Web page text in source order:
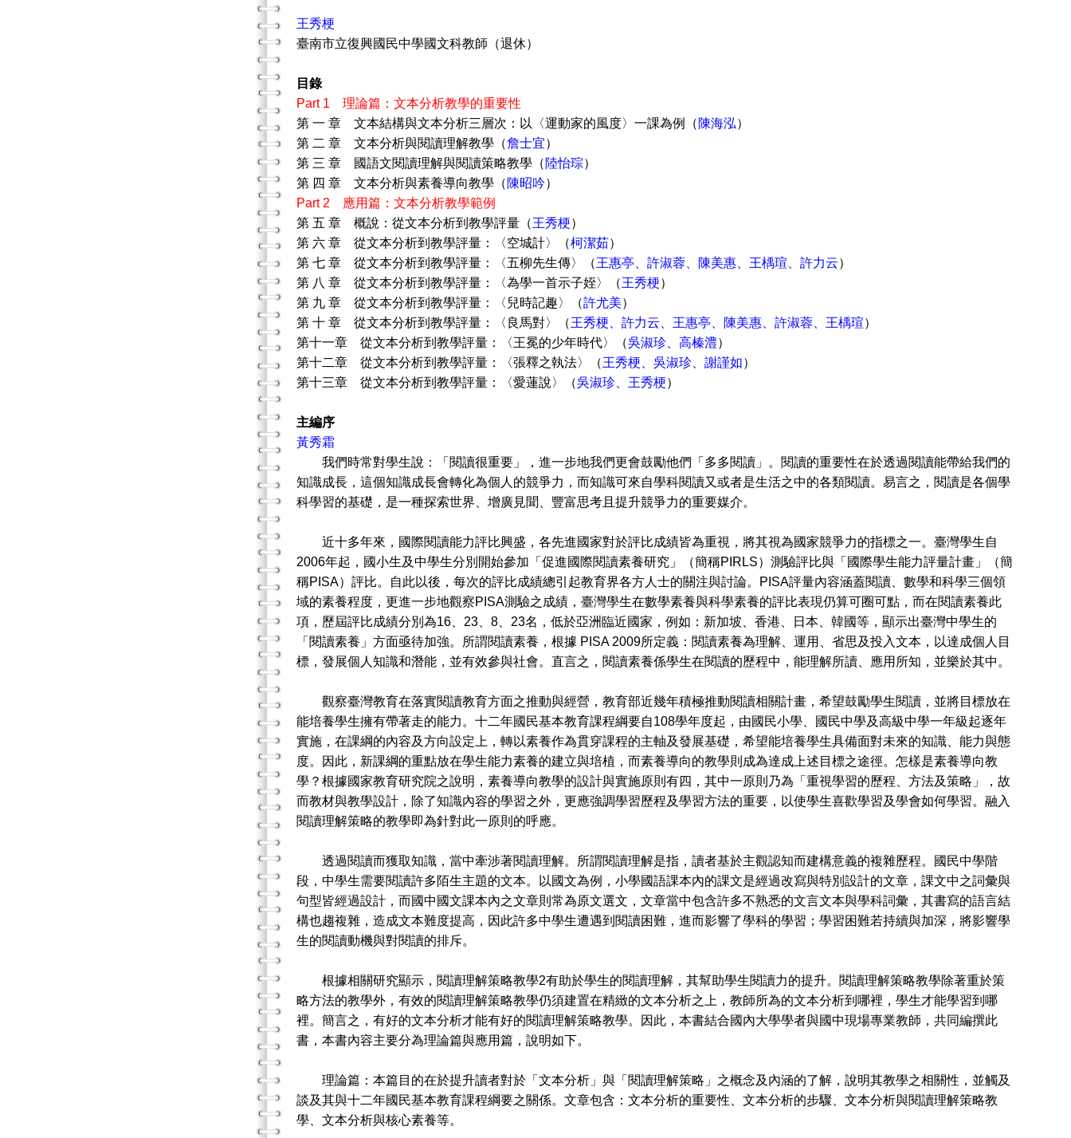
王秀梗
臺南市立復興國民中學國文科教師（退休）
目錄
Part 1 理論篇：文本分析教學的重要性
第 一 章 文本結構與文本分析三層次：以〈運動家的風度〉一課為例（ 陳海泓）
第 二 章 文本分析與閱讀理解教學（詹士宜）
第 三 章 國語文閱讀理解與閱讀策略教學（ 陸怡琮）
第 四 章 文本分析與素養導向教學（ 陳昭吟）
Part 2 應用篇：文本分析教學範例
第 五 章 概說：從文本分析到教學評量（王秀梗）
第 六 章 從文本分析到教學評量：〈空城計〉（柯潔茹）
第 七 章 從文本分析到教學評量：〈五柳先生傳〉（王惠亭、許淑蓉、陳美惠、王楀瑄、許力云）
第 八 章 從文本分析到教學評量：〈為學一首示子姪〉（王秀梗）
第 九 章 從文本分析到教學評量：〈兒時記趣〉（許尤美）
第 十 章 從文本分析到教學評量：〈良馬對〉（王秀梗、許力云、王惠亭、陳美惠、許淑蓉、王楀瑄）
第十一章 從文本分析到教學評量：〈王冕的少年時代〉（吳淑珍、高榛澧）
第十二章 從文本分析到教學評量：〈張釋之執法〉（王秀梗、吳淑珍、謝謹如）
第十三章 從文本分析到教學評量：〈愛蓮說〉（吳淑珍、王秀梗）
主編序
黃秀霜
我們時常對學生說：「閱讀很重要」，進一步地我們更會鼓勵他們「多多閱讀」。閱讀的重要性在於透過閱讀能帶給我們的
知識成長，這個知識成長會轉化為個人的競爭力，而知識可來自學科閱讀又或者是生活之中的各類閱讀。易言之，閱讀是各個學
科學習的基礎，是一種探索世界、增廣見聞、豐富思考且提升競爭力的重要媒介。
近十多年來，國際閱讀能力評比興盛，各先進國家對於評比成績皆為重視，將其視為國家競爭力的指標之一。臺灣學生自
2006年起，國小生及中學生分別開始參加「促進國際閱讀素養研究」（簡稱PIRLS）測驗評比與「國際學生能力評量計畫」（簡
稱PISA）評比。自此以後，每次的評比成績總引起教育界各方人士的關注與討論。PISA評量內容涵蓋閱讀、數學和科學三個領
域的素養程度，更進一步地觀察PISA測驗之成績，臺灣學生在數學素養與科學素養的評比表現仍算可圈可點，而在閱讀素養此
項，歷屆評比成績分別為16、23、8、23名，低於亞洲臨近國家，例如：新加坡、香港、日本、韓國等，顯示出臺灣中學生的
「閱讀素養」方面亟待加強。所謂閱讀素養，根據 PISA 2009所定義：閱讀素養為理解、運用、省思及投入文本，以達成個人目
標，發展個人知識和潛能，並有效參與社會。直言之，閱讀素養係學生在閱讀的歷程中，能理解所讀、應用所知，並樂於其中。
觀察臺灣教育在落實閱讀教育方面之推動與經營，教育部近幾年積極推動閱讀相關計畫，希望鼓勵學生閱讀，並將目標放在
能培養學生擁有帶著走的能力。十二年國民基本教育課程綱要自108學年度起，由國民小學、國民中學及高級中學一年級起逐年
實施，在課綱的內容及方向設定上，轉以素養作為貫穿課程的主軸及發展基礎，希望能培養學生具備面對未來的知識、能力與態
度。因此，新課綱的重點放在學生能力素養的建立與培植，而素養導向的教學則成為達成上述目標之途徑。怎樣是素養導向教
學？根據國家教育研究院之說明，素養導向教學的設計與實施原則有四，其中一原則乃為「重視學習的歷程、方法及策略」，故
而教材與教學設計，除了知識內容的學習之外，更應強調學習歷程及學習方法的重要，以使學生喜歡學習及學會如何學習。融入
閱讀理解策略的教學即為針對此一原則的呼應。
透過閱讀而獲取知識，當中牽涉著閱讀理解。所謂閱讀理解是指，讀者基於主觀認知而建構意義的複雜歷程。國民中學階
段，中學生需要閱讀許多陌生主題的文本。以國文為例，小學國語課本內的課文是經過改寫與特別設計的文章，課文中之詞彙與
句型皆經過設計，而國中國文課本內之文章則常為原文選文，文章當中包含許多不熟悉的文言文本與學科詞彙，其書寫的語言結
構也趨複雜，造成文本難度提高，因此許多中學生遭遇到閱讀困難，進而影響了學科的學習；學習困難若持續與加深，將影響學
生的閱讀動機與對閱讀的排斥。
根據相關研究顯示，閱讀理解策略教學2有助於學生的閱讀理解，其幫助學生閱讀力的提升。閱讀理解策略教學除著重於策
略方法的教學外，有效的閱讀理解策略教學仍須建置在精緻的文本分析之上，教師所為的文本分析到哪裡，學生才能學習到哪
裡。簡言之，有好的文本分析才能有好的閱讀理解策略教學。因此，本書結合國內大學學者與國中現場專業教師，共同編撰此
書，本書內容主要分為理論篇與應用篇，說明如下。
理論篇：本篇目的在於提升讀者對於「文本分析」與「閱讀理解策略」之概念及內涵的了解，說明其教學之相關性，並觸及
談及其與十二年國民基本教育課程綱要之關係。文章包含：文本分析的重要性、文本分析的步驟、文本分析與閱讀理解策略教
學、文本分析與核心素養等。